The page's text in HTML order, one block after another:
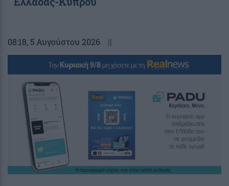
08:18, 5 Αυγούστου 2026 ||